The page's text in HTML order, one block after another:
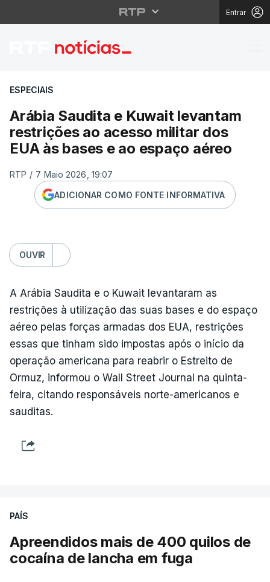
Entrar
Arábia Saudita e
ESPECIAIS
Arábia Saudita e Kuwait levantam
restrições ao acesso militar dos
EUA às bases e ao espaço aéreo
RTP / 7 Maio 2026, 19:07
ADICIONAR COMO FONTE INFORMATIVA
OUVIR
A Arábia Saudita e o Kuwait levantaram as
restrições à utilização das suas bases e do espaço
aéreo pelas forças armadas dos EUA, restrições
essas que tinham sido impostas após o início da
operação americana para reabrir o Estreito de
Ormuz, informou o Wall Street Journal na quinta-
feira, citando responsáveis ​​norte-americanos e
sauditas.
PAÍS
Apreendidos mais de 400 quilos de
cocaína de lancha em fuga